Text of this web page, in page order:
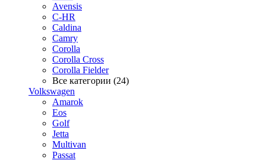
Avensis
C-HR
Caldina
Camry
Corolla
Corolla Cross
Corolla Fielder
Все категории (24)
Volkswagen
Amarok
Eos
Golf
Jetta
Multivan
Passat